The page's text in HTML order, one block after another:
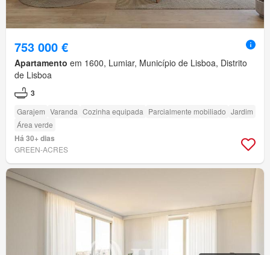
753 000 €
Apartamento em 1600, Lumiar, Município de Lisboa, Distrito
de Lisboa
3
Garajem Varanda Cozinha equipada Parcialmente mobiliado Jardim
Área verde
Há 30+ dias
GREEN-ACRES